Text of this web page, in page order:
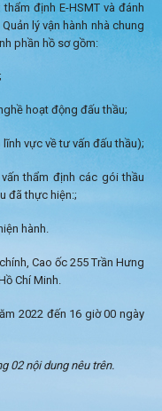
định E-HSMT và đánh
lý vận hành nhà chung
phần hồ sơ gồm:
hoạt động đấu thầu;
vực về tư vấn đấu thầu);
thẩm định các gói thầu
đã thực hiện:;
hành.
Cao ốc 255 Trần Hưng
Chí Minh.
2022 đến 16 giờ 00 ngày
02 nội dung nêu trên.